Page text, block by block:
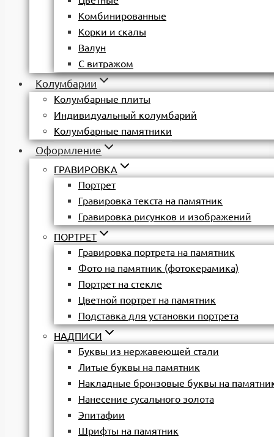
Комбинированные
Корки и скалы
Валун
С витражом
Колумбарии
Колумбарные плиты
Индивидуальный колумбарий
Колумбарные памятники
Оформление
ГРАВИРОВКА
Портрет
Гравировка текста на памятник
Гравировка рисунков и изображений
ПОРТРЕТ
Гравировка портрета на памятник
Фото на памятник (фотокерамика)
Портрет на стекле
Цветной портрет на памятник
Подставка для установки портрета
НАДПИСИ
Буквы из нержавеющей стали
Литые буквы на памятник
Накладные бронзовые буквы на
Нанесение сусального золота
Эпитафии
Шрифты на памятник